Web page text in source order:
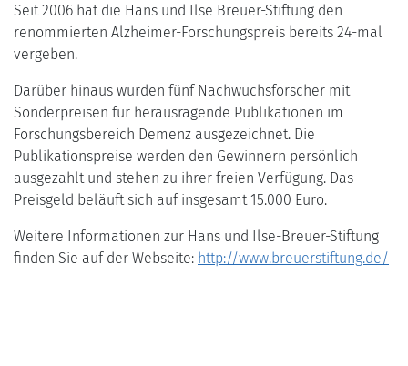
Seit 2006 hat die Hans und Ilse Breuer-Stiftung den
renommierten Alzheimer-Forschungspreis bereits 24-mal
vergeben.
Darüber hinaus wurden fünf Nachwuchsforscher mit
Sonderpreisen für herausragende Publikationen im
Forschungsbereich Demenz ausgezeichnet. Die
Publikationspreise werden den Gewinnern persönlich
ausgezahlt und stehen zu ihrer freien Verfügung. Das
Preisgeld beläuft sich auf insgesamt 15.000 Euro.
Weitere Informationen zur Hans und Ilse-Breuer-Stiftung
finden Sie auf der Webseite: http://www.breuerstiftung.de/